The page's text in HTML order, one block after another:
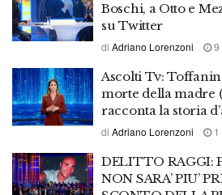
Boschi, a Otto e
su Twitter
di Adriano Lorenzoni 9
Ascolti Tv:
morte della madre
racconta la storia
di Adriano Lorenzoni 1
DELITTO RAGGI:
NON SARA’ PIU’